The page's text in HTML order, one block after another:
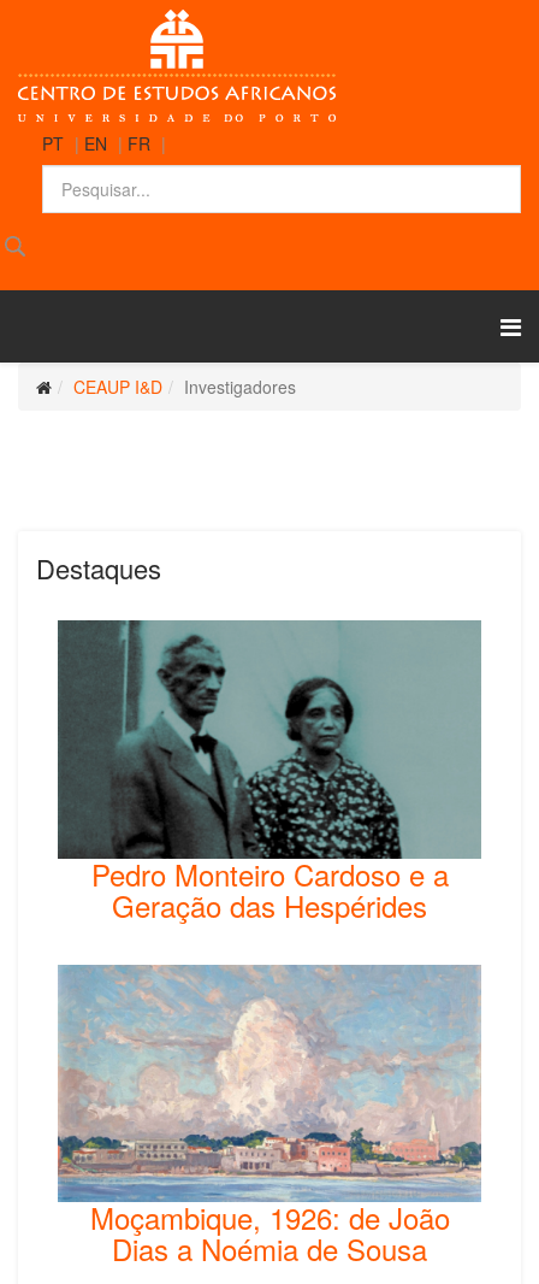
PT | EN | FR |
CEAUP I&D Investigadores
Destaques
Pedro Monteiro Cardoso e a
Geração das Hespérides
Moçambique, 1926: de João
Dias a Noémia de Sousa